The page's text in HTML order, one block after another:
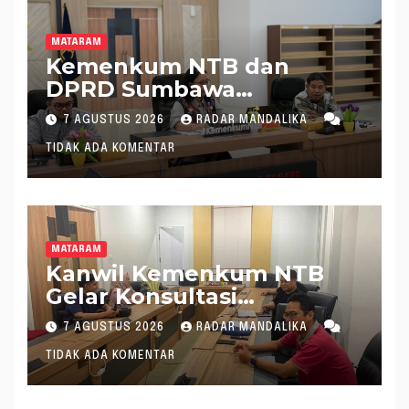
MATARAM
Kemenkum NTB dan
DPRD Sumbawa
Mantapkan Rencana
Pembentukan 8 Raperda
Inisiatif
7 AGUSTUS 2026 RADAR MANDALIKA
TIDAK ADA KOMENTAR
MATARAM
Kanwil Kemenkum NTB
Gelar Konsultasi
Penghitungan Kebutuhan
Formasi JF Perancang
Peraturan Perundang-
undangan
7 AGUSTUS 2026 RADAR MANDALIKA
TIDAK ADA KOMENTAR